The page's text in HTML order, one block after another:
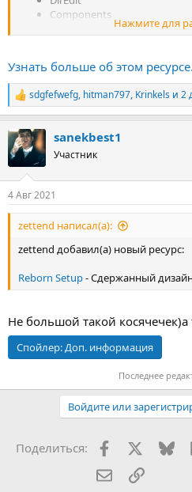
Components
Скриншоты
Посмотреть вложение 5941
Посмотреть вложение 5945
Нажмите для
Узнать больше об этом
Р
е
к
ц
и
sdgfefwefg, hitman797, Krinkels и 2
sanekbest1
Участник
4 Авг 2021
zettend написал(а):
zettend добавил(а) новый ресурс:
Reborn Setup- Сдержанный
Не большой такой косячечек)а
Спойлер:Доп. информация
Последнее
Войдите или
Поделиться: Facebook
X
Электронная
Ссылка